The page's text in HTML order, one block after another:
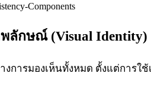
ลักษณ์ (Visual Identity)
การมองเห็นทั้งหมด ตั้งแต่การใ